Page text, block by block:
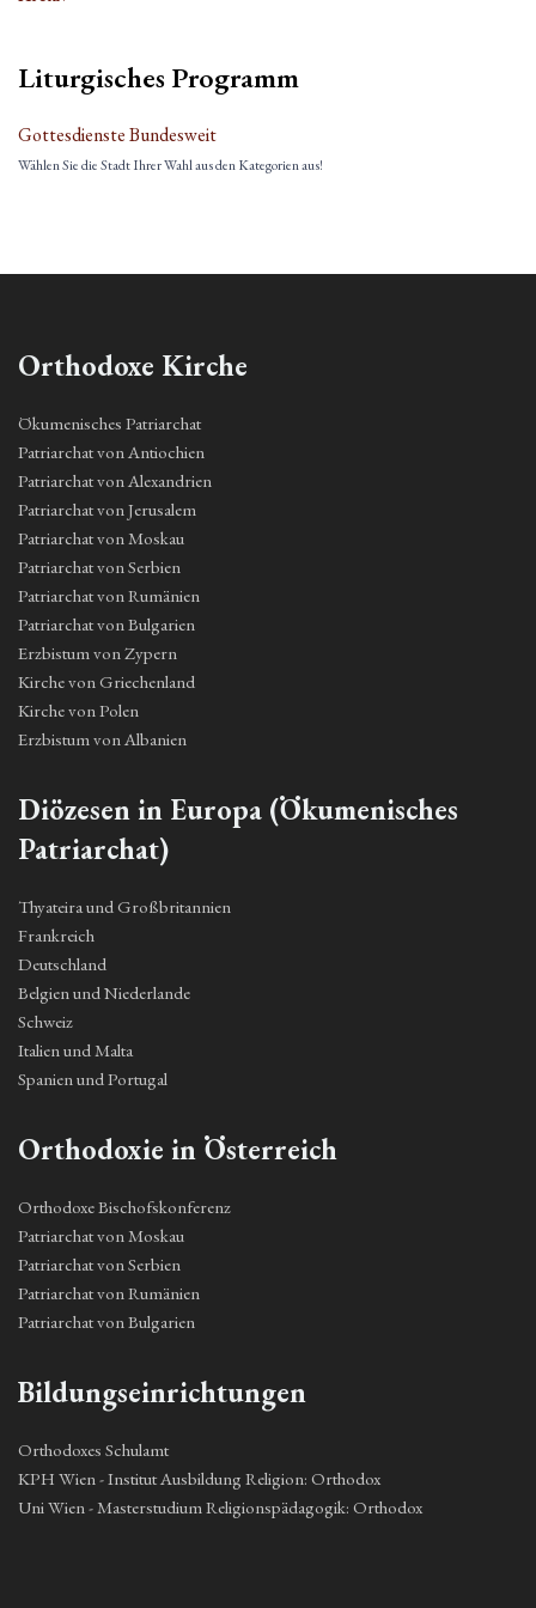
Liturgisches Programm
Gottesdienste Bundesweit
Wählen Sie die Stadt Ihrer Wahl aus den Kategorien aus!
Orthodoxe Kirche
Ökumenisches Patriarchat
Patriarchat von Antiochien
Patriarchat von Alexandrien
Patriarchat von Jerusalem
Patriarchat von Moskau
Patriarchat von Serbien
Patriarchat von Rumänien
Patriarchat von Bulgarien
Erzbistum von Zypern
Kirche von Griechenland
Kirche von Polen
Erzbistum von Albanien
Diözesen in Europa (Ökumenisches
Patriarchat)
Thyateira und Großbritannien
Frankreich
Deutschland
Belgien und Niederlande
Schweiz
Italien und Malta
Spanien und Portugal
Orthodoxie in Österreich
Orthodoxe Bischofskonferenz
Patriarchat von Moskau
Patriarchat von Serbien
Patriarchat von Rumänien
Patriarchat von Bulgarien
Bildungseinrichtungen
Orthodoxes Schulamt
KPH Wien - Institut Ausbildung Religion: Orthodox
Uni Wien - Masterstudium Religionspädagogik: Orthodox